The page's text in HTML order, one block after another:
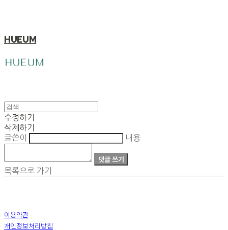
HUEUM
수정하기
삭제하기
글쓴이
내용
댓글 쓰기
목록으로 가기
이용약관
개인정보처리방침